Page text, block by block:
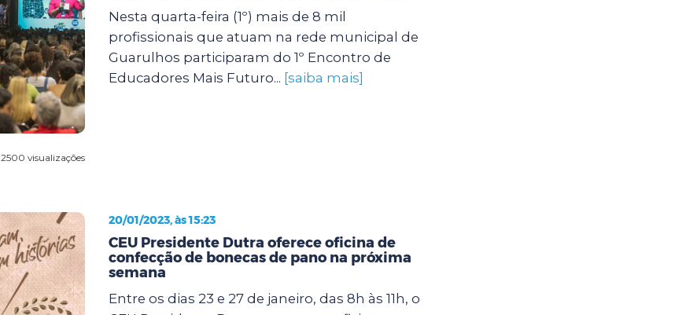
2500 visualizações
Nesta quarta-feira (1º) mais de 8 mil
profissionais que atuam na rede municipal de
Guarulhos participaram do 1º Encontro de
Educadores Mais Futuro... [saiba mais]
20/01/2023, às 15:23
CEU Presidente Dutra oferece oficina de
confecção de bonecas de pano na próxima
semana
Entre os dias 23 e 27 de janeiro, das 8h às 11h, o